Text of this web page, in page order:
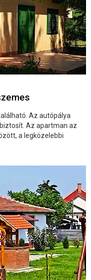
Az autópálya
Az apartman az
a legközelebbi